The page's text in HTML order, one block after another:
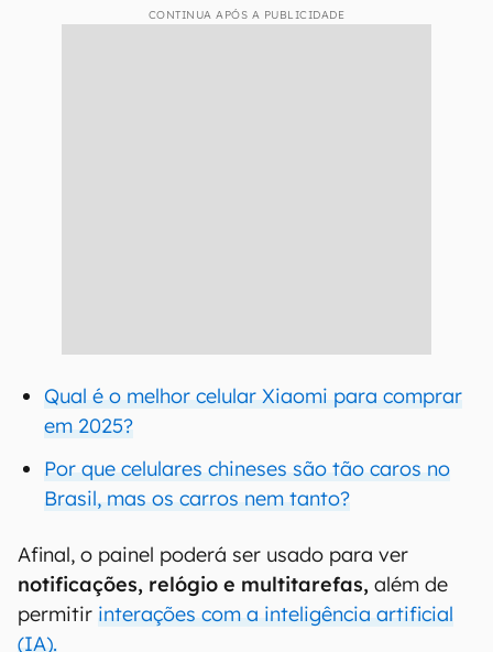
CONTINUA APÓS A PUBLICIDADE
Qual é o melhor celular Xiaomi para comprar
em 2025?
Por que celulares chineses são tão caros no
Brasil, mas os carros nem tanto?
Afinal, o painel poderá ser usado para ver
notificações, relógio e multitarefas, além de
permitir interações com a inteligência artificial
(IA).